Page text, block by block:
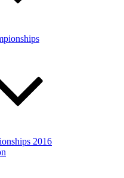
2016